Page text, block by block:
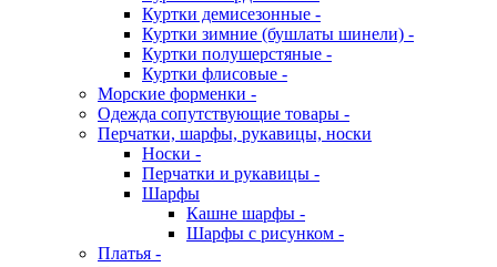
Куртки демисезонные -
Куртки зимние (бушлаты шинели) -
Куртки полушерстяные -
Куртки флисовые -
Морские форменки -
Одежда сопутствующие товары -
Перчатки, шарфы, рукавицы, носки
Носки -
Перчатки и рукавицы -
Шарфы
Кашне шарфы -
Шарфы с рисунком -
Платья -